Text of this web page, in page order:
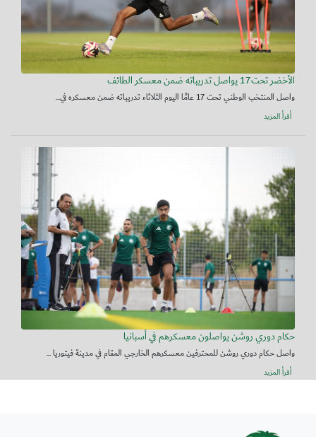
الأخضر تحت17 يواصل تدريباته ضمن معسكر الطائف
واصل المنتخب الوطني تحت 17 عامًا اليوم الثلاثاء تدريباته ضمن معسكره في...
أقرأ المزيد
حكام دوري روشن يواصلون معسكرهم في أسبانيا
واصل حكام دوري روشن للمحترفين معسكرهم الخارجي المقام في مدينة فيتوريا ...
أقرأ المزيد